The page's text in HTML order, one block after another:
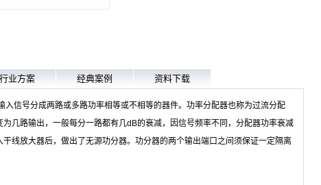
行业方案 经典案例 资料下载
入信号分成两路或多路功率相等或不相等的器件。功率分配器也称为过流分配
几路输出，一般每分一路都有几dB的衰减，因信号频率不同，分配器功率衰减
线放大器后，做出了无源功分器。功分器的两个输出端口之间须保证一定隔离